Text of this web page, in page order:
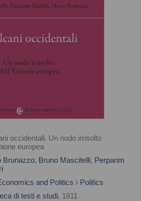
occidentali. Un nodo irrisolto
europea
Brunazzo, Bruno Mascitelli, Perparim
and Politics
Politics
di testi e studi, 1811